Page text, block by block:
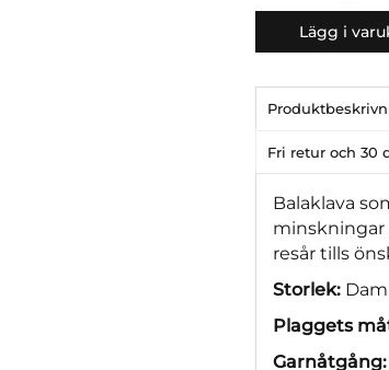
Lägg i
Fri retur och 30
Balaklava
minskningar
resår tills
Storlek: Dam
Plaggets
Garnåtgång: